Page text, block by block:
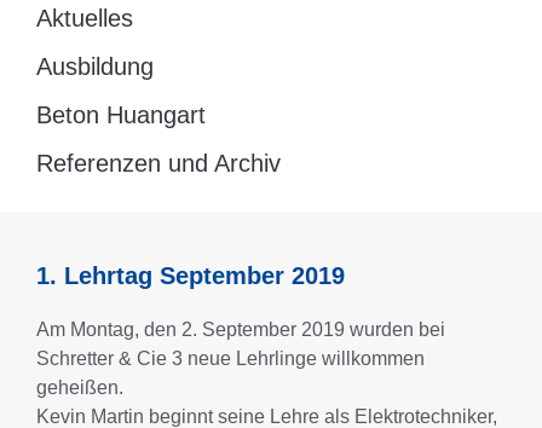
Aktuelles
Ausbildung
Beton Huangart
Referenzen und Archiv
1. Lehrtag September 2019
Am Montag, den 2. September 2019 wurden bei
Schretter & Cie 3 neue Lehrlinge willkommen
geheißen.
Kevin Martin beginnt seine Lehre als Elektrotechniker,